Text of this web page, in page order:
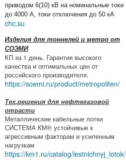
приводом 6(10) кВ на номинальные токи
до 4000 А, токи отключения до 50 кА
chc.su
Изделия для тоннелей и метро от
СОЭМИ
КП за 1 день. Гарантия высокого
качества и оптимальных цен от
российского производителя.
https://soemi.ru/product/metropoliten/
Тех.решения для нефтегазовой
отрасти
Металлические кабельные лотки
СИСТЕМА КМ® устойчивые к
агрессивным факторам и усиленным
нагрузкам
https://km1.ru/catalog/lestnichnyj_lotok/